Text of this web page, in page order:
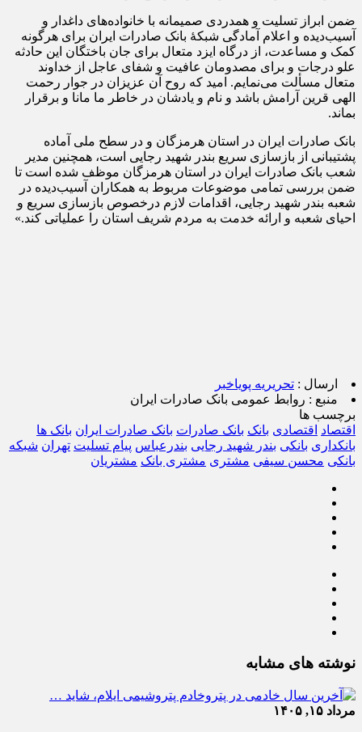
ضمن ابراز تسلیت و همدردی صمیمانه با خانواده‌های داغدار و
آسیب‌دیده و اعلام آمادگی شبکۀ بانک صادرات ایران برای هرگونه
کمک و مساعدت، از درگاه ایزد متعال برای جان باختگان این حادثه
علو درجات و برای مصدومان عافیت و شفای عاجل از خداوند
متعال مسألت می‌نمایم. امید که روح آن عزیزان در جوار رحمت
الهی قرین آرامش باشد و نام و یادشان در خاطر ما مانا و برقرار
بماند.
بانک صادرات ایران در استان هرمزگان و در سطح ملی آماده
پشتیبانی از بازسازی سریع بندر شهید رجایی است، همچنین مدیر
شعب بانک صادرات ایران در استان هرمزگان موظف شده است تا
ضمن بررسی تمامی موضوعات مربوط به همکاران آسیب‌دیده در
شعبه بندر شهید رجایی، اقدامات لازم درخصوص بازسازی سریع و
احیای شعبه و ارائه خدمت به مردم شریف استان را عملیاتی کند.»
ارسال : تحریریه پویاخبر
منبع : روابط عمومی بانک صادرات ایران
برچسب ها
اقتصاد اقتصادی بانک بانک صادرات بانک صادرات ایران بانک ها
بانکداری بانکی بندر شهید رجایی بندرعباس پیام تسلیت تهران شبکه
بانکی محسن سیفی مشتری مشتری بانک مشتریان
نوشته های مشابه
مرداد ۱۵, ۱۴۰۵